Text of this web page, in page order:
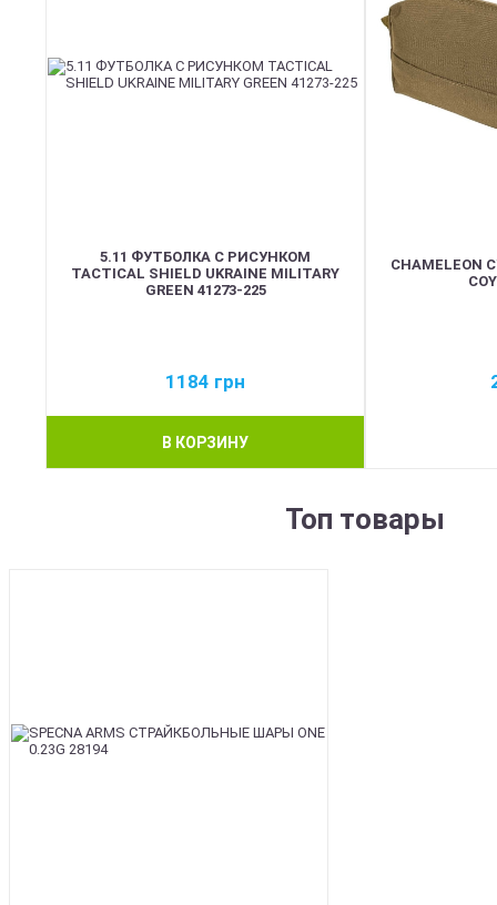
5.11 ФУТБОЛКА С РИСУНКОМ
TACTICAL SHIELD UKRAINE MILITARY
GREEN 41273-225
1184 грн
В КОРЗИНУ
CHAMELEON
Топ товары